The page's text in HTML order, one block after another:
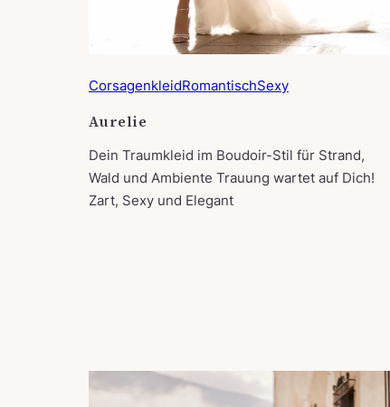
CorsagenkleidRomantischSexy
Aurelie
Dein Traumkleid im Boudoir-Stil für Strand,
Wald und Ambiente Trauung wartet auf Dich!
Zart, Sexy und Elegant